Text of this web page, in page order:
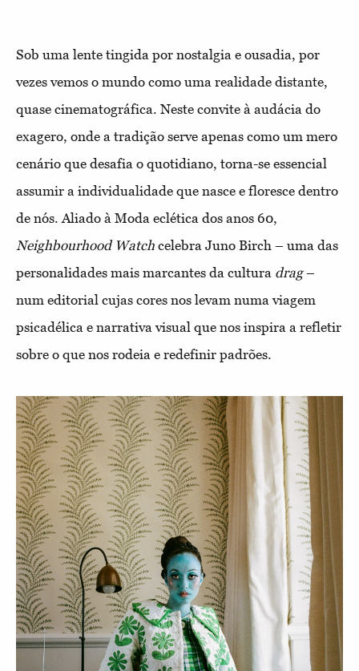
Sob uma lente tingida por nostalgia e ousadia, por
vezes vemos o mundo como uma realidade distante,
quase cinematográfica. Neste convite à audácia do
exagero, onde a tradição serve apenas como um mero
cenário que desafia o quotidiano, torna-se essencial
assumir a individualidade que nasce e floresce dentro
de nós. Aliado à Moda eclética dos anos 60,
Neighbourhood Watch celebra Juno Birch – uma das
personalidades mais marcantes da cultura drag–
num editorial cujas cores nos levam numa viagem
psicadélica e narrativa visual que nos inspira a refletir
sobre o que nos rodeia e redefinir padrões.